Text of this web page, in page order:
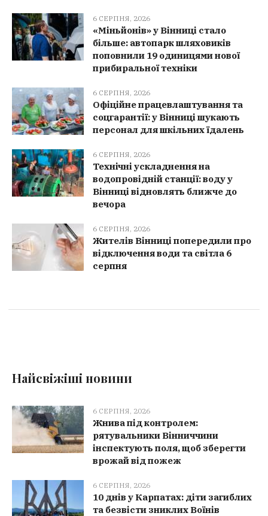
6 СЕРПНЯ, 2026
«Міньйонів» у Вінниці стало
більше: автопарк шляховиків
поповнили 19 одиницями нової
прибиральної техніки
6 СЕРПНЯ, 2026
Офіційне працевлаштування та
соцгарантії: у Вінниці шукають
персонал для шкільних їдалень
6 СЕРПНЯ, 2026
Технічні ускладнення на
водопровідній станції: воду у
Вінниці відновлять ближче до
вечора
6 СЕРПНЯ, 2026
Жителів Вінниці попередили про
відключення води та світла 6
серпня
Найсвіжіші новини
6 СЕРПНЯ, 2026
Жнива під контролем:
рятувальники Вінниччини
інспектують поля, щоб зберегти
врожай від пожеж
6 СЕРПНЯ, 2026
10 днів у Карпатах: діти загиблих
та безвісти зниклих Воїнів